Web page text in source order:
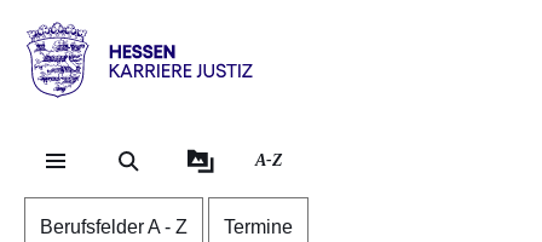
karriere.justiz
hessen.de
A-Z
Berufsfelder A - Z Termine